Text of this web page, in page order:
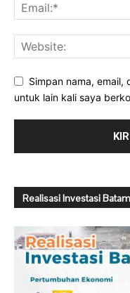
Simpan nama, email,
untuk lain kali saya
Realisasi Investasi